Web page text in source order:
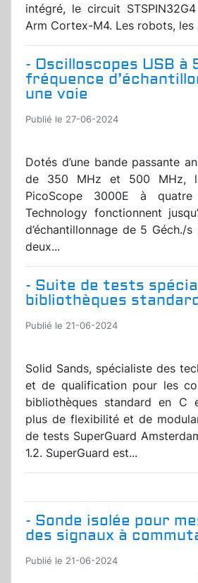
intégré, le circuit
Arm Cortex-M4. Les robots, les
- Oscilloscopes USB à
fréquence
une voie
Publié le 27-06-2024
Dotés d’une bande passante
de 350 MHz et 500 MHz,
PicoScope 3000E à
Technology fonctionnent
d’échantillonnage de 5 Géch./
deux...
- Suite de tests
bibliothèques
Publié le 21-06-2024
Solid Sands, spécialiste des
et de qualification pour les
bibliothèques standard en C
plus de flexibilité et de
de tests SuperGuard
1.2. SuperGuard est...
- Sonde isolée pour
des signaux à
Publié le 21-06-2024